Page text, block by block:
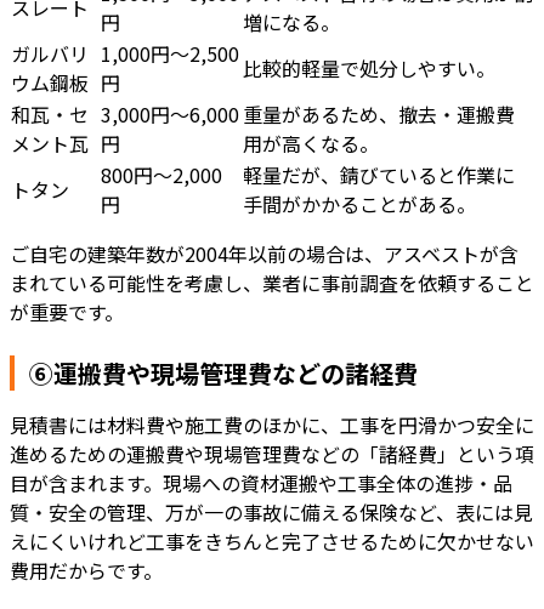
スレート 円
増になる。
ガルバリ
ウム鋼板
1,000円～2,500
円
比較的軽量で処分しやすい。
和瓦・セ
メント瓦
3,000円～6,000
円
重量があるため、撤去・運搬費
用が高くなる。
トタン
800円～2,000
円
軽量だが、錆びていると作業に
手間がかかることがある。
ご自宅の建築年数が2004年以前の場合は、アスベストが含
まれている可能性を考慮し、業者に事前調査を依頼すること
が重要です。
⑥運搬費や現場管理費などの諸経費
見積書には材料費や施工費のほかに、工事を円滑かつ安全に
進めるための運搬費や現場管理費などの「諸経費」という項
目が含まれます。現場への資材運搬や工事全体の進捗・品
質・安全の管理、万が一の事故に備える保険など、表には見
えにくいけれど工事をきちんと完了させるために欠かせない
費用だからです。